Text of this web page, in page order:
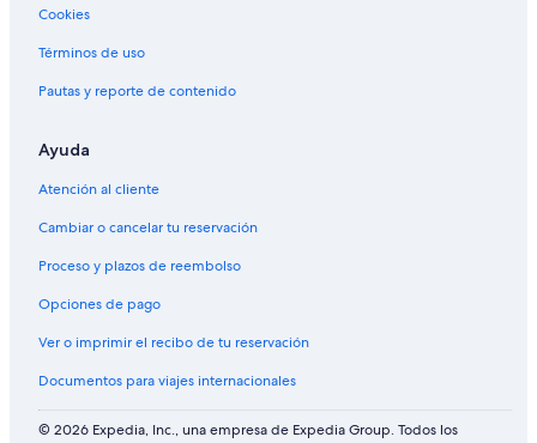
Cookies
Términos de uso
Pautas y reporte de contenido
Ayuda
Atención al cliente
Cambiar o cancelar tu reservación
Proceso y plazos de reembolso
Opciones de pago
Ver o imprimir el recibo de tu reservación
Documentos para viajes internacionales
© 2026 Expedia, Inc., una empresa de Expedia Group. Todos los